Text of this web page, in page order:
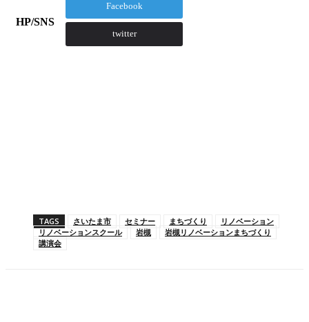
HP/SNS
Facebook
twitter
TAGS さいたま市 セミナー まちづくり
リノベーション
リノベーションスクール
岩槻
岩槻リノベーションまちづくり
講演会